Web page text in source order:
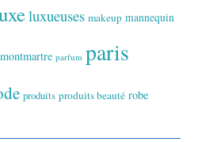
luxueuses makeup mannequin
montmartre parfum paris
produits produits beauté robe